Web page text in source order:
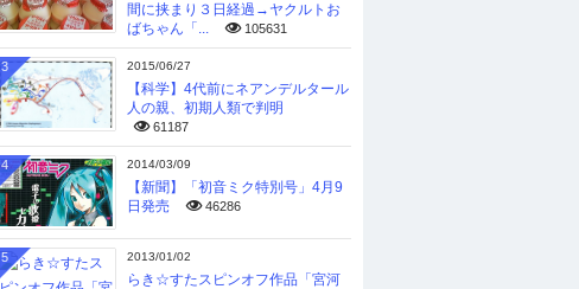
間に挟まり３日経過→ヤクルトお
ばちゃん「...
105631
2015/06/27
【科学】4代前にネアンデルタール
人の親、初期人類で判明
61187
3
2014/03/09
【新聞】「初音ミク特別号」4月9
日発売
46286
4
2013/01/02
らき☆すたスピンオフ作品「宮河
5